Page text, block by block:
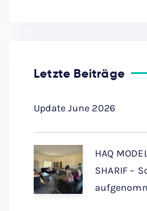
Letzte Beiträge
Update June 2026
HAQ
SHARIF –